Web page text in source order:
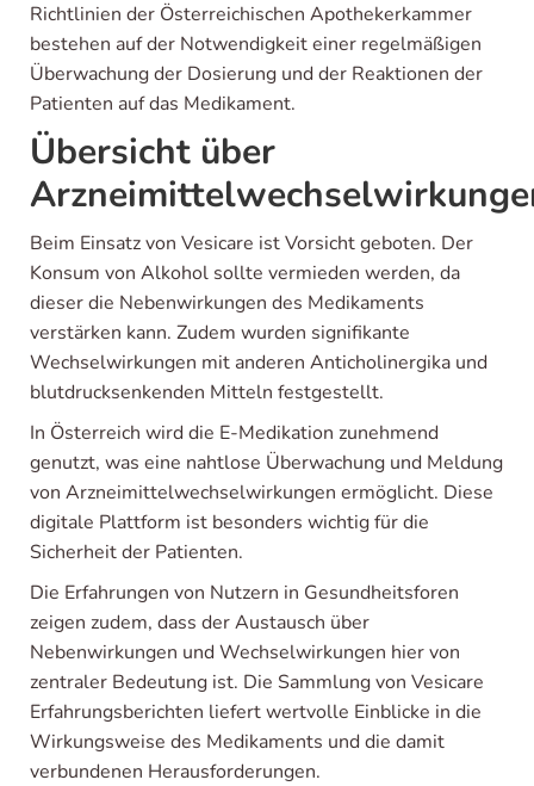
Richtlinien der Österreichischen Apothekerkammer
bestehen auf der Notwendigkeit einer regelmäßigen
Überwachung der Dosierung und der Reaktionen der
Patienten auf das Medikament.
Übersicht über
Beim Einsatz von Vesicare ist Vorsicht geboten. Der
Konsum von Alkohol sollte vermieden werden, da
dieser die Nebenwirkungen des Medikaments
verstärken kann. Zudem wurden signifikante
Wechselwirkungen mit anderen Anticholinergika und
blutdrucksenkenden Mitteln festgestellt.
In Österreich wird die E-Medikation zunehmend
genutzt, was eine nahtlose Überwachung und Meldung
von Arzneimittelwechselwirkungen ermöglicht. Diese
digitale Plattform ist besonders wichtig für die
Sicherheit der Patienten.
Die Erfahrungen von Nutzern in Gesundheitsforen
zeigen zudem, dass der Austausch über
Nebenwirkungen und Wechselwirkungen hier von
zentraler Bedeutung ist. Die Sammlung von Vesicare
Erfahrungsberichten liefert wertvolle Einblicke in die
Wirkungsweise des Medikaments und die damit
verbundenen Herausforderungen.